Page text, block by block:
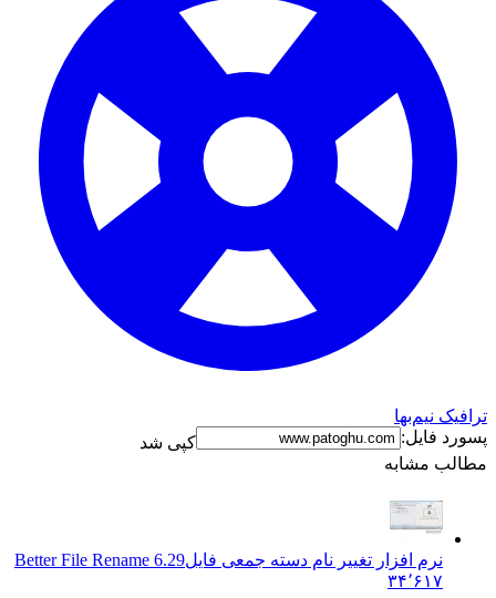
نیم‌بها
فایل:
کپی شد
مشابه
نرم افزار تغییر نام دسته جمعی فایل Better File Rename 6.29
۳۴٬۶۱۷